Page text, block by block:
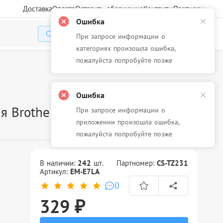
ДоставкаОплатаОставить обращениеКонтактыПартнеры
Избранное Корзина
Brother
В наличии: 242 шт. Партномер:CS-TZ231
Артикул: EM-E7LA
0
329 ₽
Ошибка
При запросе информации о
категориях произошла ошибка,
пожалуйста попробуйте позже
Ошибка
При запросе информации о
приложении произошла ошибка,
пожалуйста попробуйте позже